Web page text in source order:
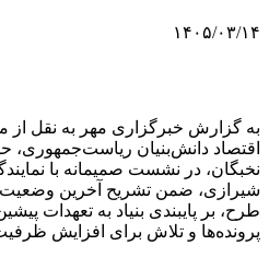
۱۴۰۵/۰۳/۱۴
به گزارش خبرگزاری مهر به نقل از
اقتصاد دانش‌بنیان ریاست‌جمهوری،
نخبگان، در نشست صمیمانه با
طرح، بر پایبندی بنیاد به تعهدات
پرونده‌ها و تلاش برای افزایش